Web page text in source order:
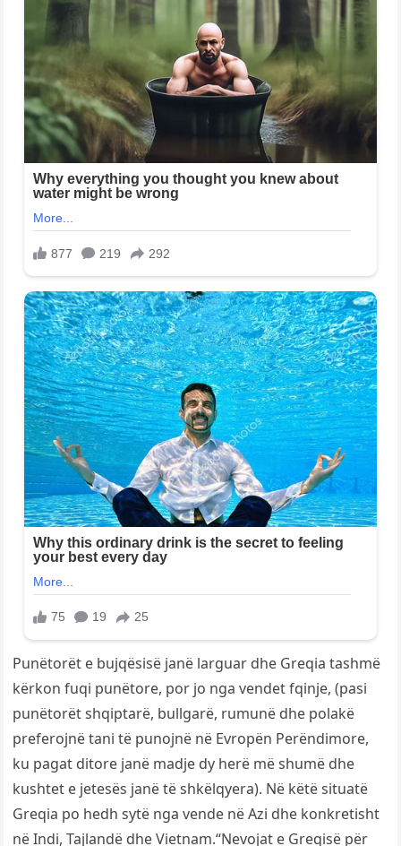
Punëtorët e bujqësisë janë larguar dhe Greqia tashmë
kërkon fuqi punëtore, por jo nga vendet fqinje, (pasi
punëtorët shqiptarë, bullgarë, rumunë dhe polakë
preferojnë tani të punojnë në Evropën Perëndimore,
ku pagat ditore janë madje dy herë më shumë dhe
kushtet e jetesës janë të shkëlqyera). Në këtë situatë
Greqia po hedh sytë nga vende në Azi dhe konkretisht
në Indi, Tajlandë dhe Vietnam.“Nevojat e Greqisë për